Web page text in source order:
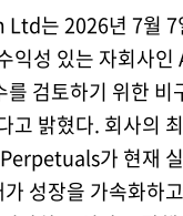
는 2026년 7월
성 있는 자회사
검토하기 위한 비
고 밝혔다. 회사의
가 현재
성장을 가속화하